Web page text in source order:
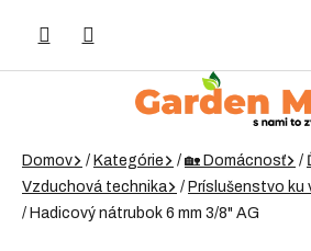
Domov / Kategórie / 🏡 Domácnosť /
Vzduchová technika
/ Príslušenstvo ku
/ Hadicový nátrubok 6 mm 3/8" AG